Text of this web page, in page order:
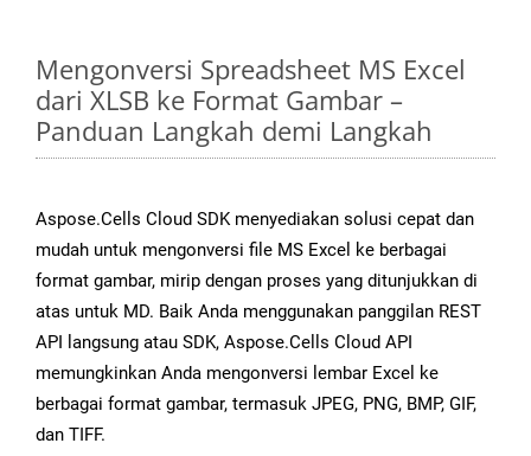
Mengonversi Spreadsheet MS Excel
dari XLSB ke Format Gambar –
Panduan Langkah demi Langkah
Aspose.Cells Cloud SDK menyediakan solusi cepat dan
mudah untuk mengonversi file MS Excel ke berbagai
format gambar, mirip dengan proses yang ditunjukkan di
atas untuk MD. Baik Anda menggunakan panggilan REST
API langsung atau SDK, Aspose.Cells Cloud API
memungkinkan Anda mengonversi lembar Excel ke
berbagai format gambar, termasuk JPEG, PNG, BMP, GIF,
dan TIFF.